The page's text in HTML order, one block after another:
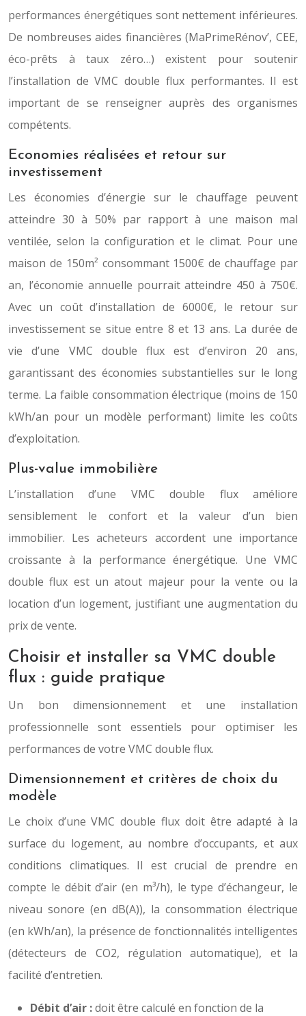
performances énergétiques sont nettement inférieures.
De nombreuses aides financières (MaPrimeRénov’, CEE,
éco-prêts à taux zéro…) existent pour soutenir
l’installation de VMC double flux performantes. Il est
important de se renseigner auprès des organismes
compétents.
Economies réalisées et retour sur
investissement
Les économies d’énergie sur le chauffage peuvent
atteindre 30 à 50% par rapport à une maison mal
ventilée, selon la configuration et le climat. Pour une
maison de 150m² consommant 1500€ de chauffage par
an, l’économie annuelle pourrait atteindre 450 à 750€.
Avec un coût d’installation de 6000€, le retour sur
investissement se situe entre 8 et 13 ans. La durée de
vie d’une VMC double flux est d’environ 20 ans,
garantissant des économies substantielles sur le long
terme. La faible consommation électrique (moins de 150
kWh/an pour un modèle performant) limite les coûts
d’exploitation.
Plus-value immobilière
L’installation d’une VMC double flux améliore
sensiblement le confort et la valeur d’un bien
immobilier. Les acheteurs accordent une importance
croissante à la performance énergétique. Une VMC
double flux est un atout majeur pour la vente ou la
location d’un logement, justifiant une augmentation du
prix de vente.
Choisir et installer sa VMC double
flux : guide pratique
Un bon dimensionnement et une installation
professionnelle sont essentiels pour optimiser les
performances de votre VMC double flux.
Dimensionnement et critères de choix du
modèle
Le choix d’une VMC double flux doit être adapté à la
surface du logement, au nombre d’occupants, et aux
conditions climatiques. Il est crucial de prendre en
compte le débit d’air (en m³/h), le type d’échangeur, le
niveau sonore (en dB(A)), la consommation électrique
(en kWh/an), la présence de fonctionnalités intelligentes
(détecteurs de CO2, régulation automatique), et la
facilité d’entretien.
Débit d’air :doit être calculé en fonction de la